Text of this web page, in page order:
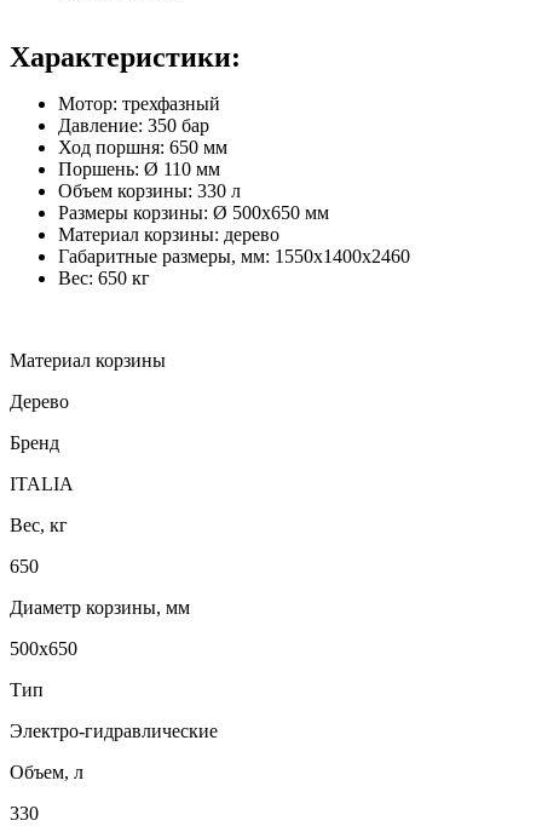
Характеристики:
Мотор: трехфазный
Давление: 350 бар
Ход поршня: 650 мм
Поршень: Ø 110 мм
Объем корзины: 330 л
Размеры корзины: Ø 500x650 мм
Материал корзины: дерево
Габаритные размеры, мм: 1550x1400x2460
Вес: 650 кг
Материал корзины
Дерево
Бренд
ITALIA
Вес, кг
650
Диаметр корзины, мм
500x650
Тип
Электро-гидравлические
Объем, л
330